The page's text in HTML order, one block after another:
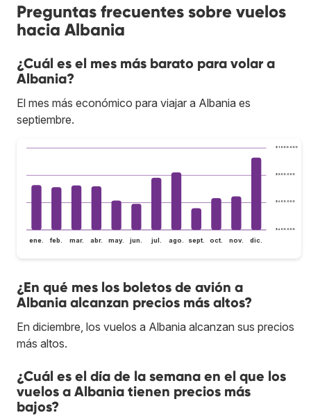
Preguntas frecuentes sobre vuelos
hacia Albania
¿Cuál es el mes más barato para volar a
Albania?
El mes más económico para viajar a Albania es
septiembre.
$ 400.000
$ 600.000
$ 800.000
$ 1.000.000
ene. feb. mar. abr. may. jun. jul. ago. sept. oct. nov. dic.
¿En qué mes los boletos de avión a
Albania alcanzan precios más altos?
En diciembre, los vuelos a Albania alcanzan sus precios
más altos.
¿Cuál es el día de la semana en el que los
vuelos a Albania tienen precios más
bajos?